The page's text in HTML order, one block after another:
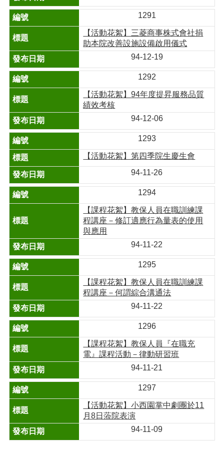
1291
【活動花絮】三菱商事株式會社捐
助本院改善設施設備啟用儀式
94-12-19
1292
【活動花絮】94年度提昇服務品質
績效考核
94-12-06
1293
【活動花絮】第四季院生慶生會
94-11-26
1294
【課程花絮】教保人員在職訓練課
程講座－修訂適應行為量表的使用
與應用
94-11-22
1295
【課程花絮】教保人員在職訓練課
程講座－何謂綜合溝通法
94-11-22
1296
【課程花絮】教保人員『在職充
電』課程活動－律動研習班
94-11-21
1297
【活動花絮】小西園掌中劇團於11
月8日蒞院表演
94-11-09